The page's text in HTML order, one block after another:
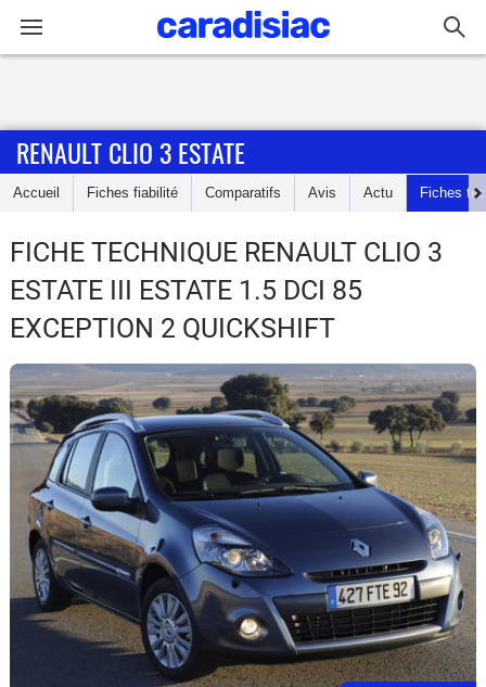
Accueil
Essais
Guide
d'achat
Electriques
Utilitaires
Flottes
Auto
Services
RENAULT CLIO 3 ESTATE
Accueil Fiches fiabilité Comparatifs Avis Actu Fiches
FICHE TECHNIQUE RENAULT CLIO 3
ESTATE III ESTATE 1.5 DCI 85
EXCEPTION 2 QUICKSHIFT